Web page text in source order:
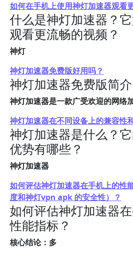
如何在手机上使用神灯加速器观看
什么是神灯加速器？
观看更流畅的视频？
神灯
神灯加速器免费版好用吗？
神灯加速器免费版简介
神灯加速器是一款广受欢迎的网络
神灯加速器在不同设备上的兼容性
神灯加速器是什么？
优势有哪些？
神灯加速器
如何评估神灯加速器在手机上的性
度和神灯vpn apk 的安全性）？
如何评估神灯加速器
性能指标？
核心结论：多